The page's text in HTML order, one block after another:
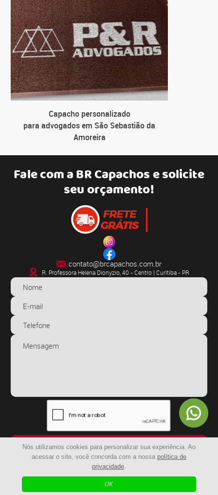
Nós utilizamos cookies para personalizar sua experiência. Ao
acessar o site, você concorda com a nossa política de
privacidade.
OK
Capacho personalizado
para advogados em São Sebastião da
Amoreira
Fale com aBR Capachose solicite
seu orçamento!
contato@brcapachos.com.br
R. Professora Helena Dionyzio, 40 - Centro | Curitiba - PR
ENVIAR